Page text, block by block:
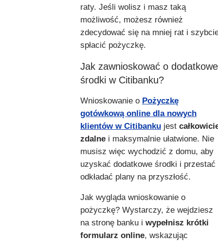
raty. Jeśli wolisz i masz taką
możliwość, możesz również
zdecydować się na mniej rat i
spłacić pożyczkę.
Jak zawnioskować o dodatkowe
środki w Citibanku?
Wnioskowanie o Pożyczkę
gotówkową online dla nowych
klientów w Citibanku jest
zdalne i maksymalnie ułatwione. Nie
musisz więc wychodzić z domu, aby
uzyskać dodatkowe środki i przestać
odkładać plany na przyszłość.
Jak wygląda wnioskowanie o
pożyczkę? Wystarczy, że wejdziesz
na stronę banku i wypełnisz krótki
formularz online, wskazując